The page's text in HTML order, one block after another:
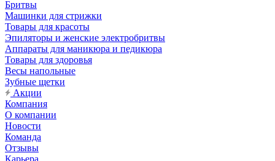
Бритвы
Машинки для стрижки
Товары для красоты
Эпиляторы и женские электробритвы
Аппараты для маникюра и педикюра
Товары для здоровья
Весы напольные
Зубные щетки
Акции
Компания
О компании
Новости
Команда
Отзывы
Карьера